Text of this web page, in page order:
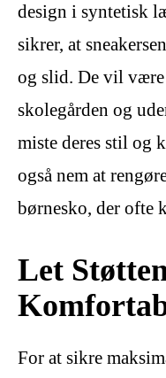
design i syntetisk
sikrer, at
og slid. De vil
skolegården og
miste deres stil og
også nem at
børnesko, der ofte
Let
For at sikre